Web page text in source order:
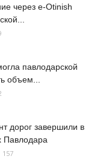
через e-Otinish
павлодарской
объем...
дорог завершили в
Павлодара
157